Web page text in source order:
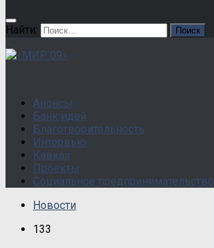
Найти:
Анонсы
Банк идей
Благотворительность
Интервью
Кавказ
Проекты
Социальное предпринимательство
Новости
133